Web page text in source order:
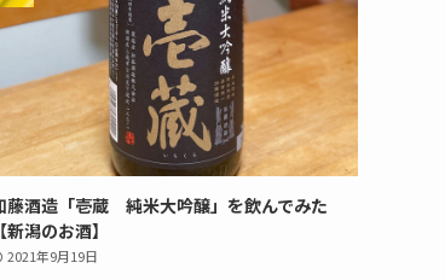
藤酒造「壱蔵 純米大吟醸」を飲んでみた
【新潟のお酒】
2021年9月19日